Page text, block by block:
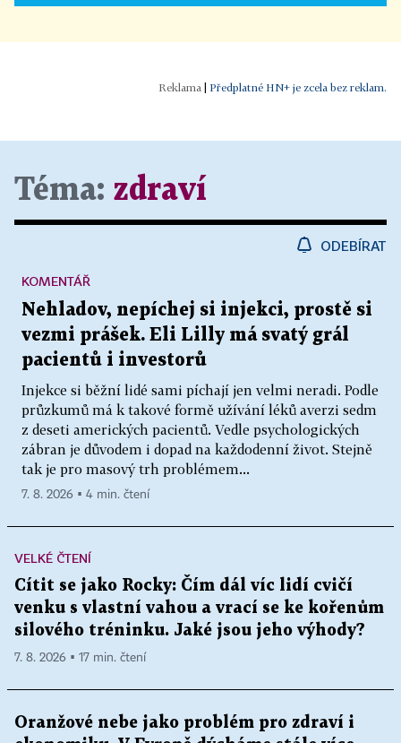
Předplatné HN+ je zcela bez reklam.
Téma: zdraví
ODEBÍRAT
Nehladov, nepíchej si injekci, prostě si
vezmi prášek. Eli Lilly má svatý grál
pacientů i investorů
Injekce si běžní lidé sami píchají jen velmi neradi. Podle
průzkumů má k takové formě užívání léků averzi sedm
z deseti amerických pacientů. Vedle psychologických
zábran je důvodem i dopad na každodenní život. Stejně
tak je pro masový trh problémem...
KOMENTÁŘ
7. 8. 2026 ▪ 4 min. čtení
VELKÉ ČTENÍ
Cítit se jako Rocky: Čím dál víc lidí cvičí
venku s vlastní vahou a vrací se ke kořenům
silového tréninku. Jaké jsou jeho výhody?
7. 8. 2026 ▪ 17 min. čtení
Oranžové nebe jako problém pro zdraví i